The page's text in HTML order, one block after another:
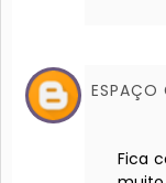
ESPAÇO
Fica